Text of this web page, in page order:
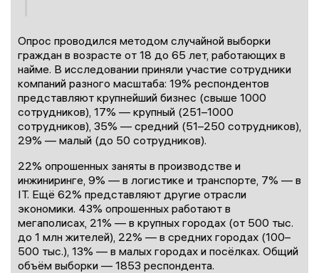
Опрос проводился методом случайной выборки
граждан в возрасте от 18 до 65 лет, работающих в
найме. В исследовании приняли участие сотрудники
компаний разного масштаба: 19% респондентов
представляют крупнейший бизнес (свыше 1000
сотрудников), 17% — крупный (251–1000
сотрудников), 35% — средний (51–250 сотрудников),
29% — малый (до 50 сотрудников).
22% опрошенных заняты в производстве и
инжиниринге, 9% — в логистике и транспорте, 7% — в
IT. Ещё 62% представляют другие отрасли
экономики. 43% опрошенных работают в
мегаполисах, 21% — в крупных городах (от 500 тыс.
до 1 млн жителей), 22% — в средних городах (100–
500 тыс.), 13% — в малых городах и посёлках. Общий
объём выборки — 1853 респондента.